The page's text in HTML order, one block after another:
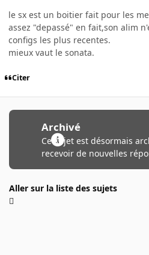
le sx est un boitier fait pour les
assez "depassé" en fait,son alim
configs les plus recentes.
mieux vaut le sonata.
Citer
Archivé
Ce sujet est désormais
recevoir de nouvelles
Aller sur la liste des sujets